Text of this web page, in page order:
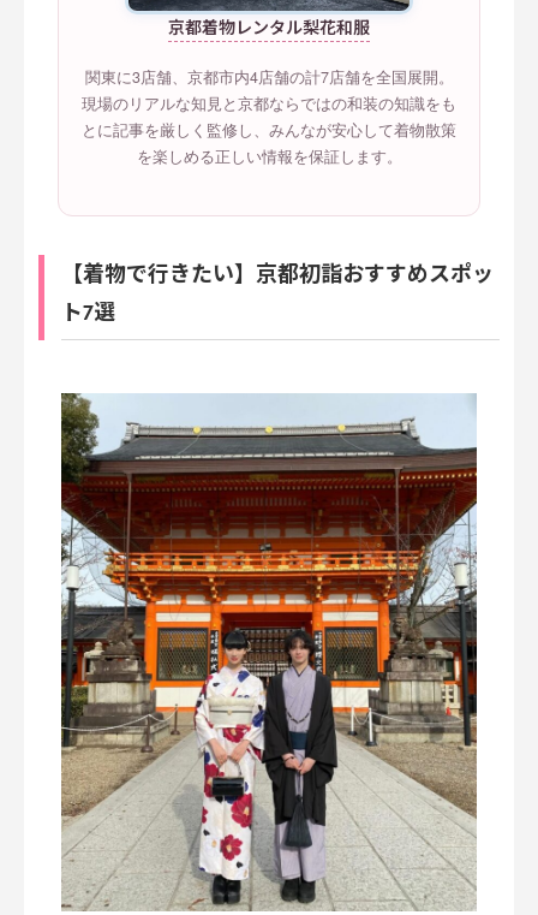
京都着物レンタル梨花和服
関東に3店舗、京都市内4店舗の計7店舗を全国展開。
現場のリアルな知見と京都ならではの和装の知識をも
とに記事を厳しく監修し、みんなが安心して着物散策
を楽しめる正しい情報を保証します。
【着物で行きたい】京都初詣おすすめスポッ
ト7選